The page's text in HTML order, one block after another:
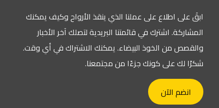
ابقَ على اطلاع على عملنا الذي ينقذ الأرواح وكيف يمكنك
المشاركة. اشترك في قائمتنا البريدية لتصلك آخر الأخبار
والقصص من الخوذ البيضاء. يمكنك الاشتراك في أي وقت.
شكرًا لك على كونك جزءًا من مجتمعنا.
انضم الآن